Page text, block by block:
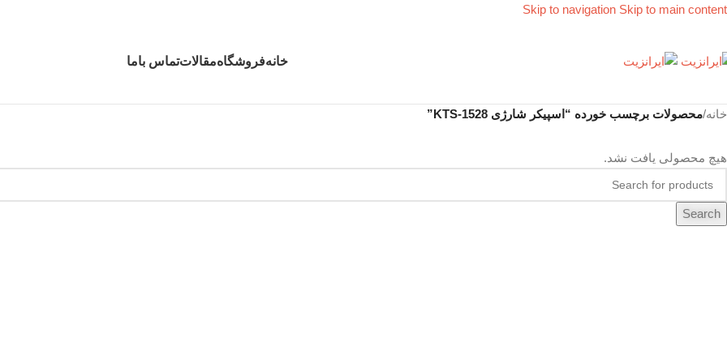
Skip to navigation Skip to main content
خانهفروشگاهمقالاتتماس باما
خانه/محصولات برچسب خورده “اسپیکر شارژی KTS-1528”
هیچ محصولی یافت نشد.
Search